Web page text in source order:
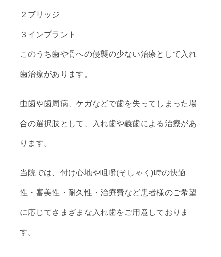
２ブリッジ
３インプラント
このうち歯や骨への侵襲の少ない治療として入れ
歯治療があります。
虫歯や歯周病、ケガなどで歯を失ってしまった場
合の選択肢として、入れ歯や義歯による治療があ
ります。
当院では、付け心地や咀嚼(そしゃく)時の快適
性・審美性・耐久性・治療費など患者様のご希望
に応じてさまざまな入れ歯をご用意しておりま
す。